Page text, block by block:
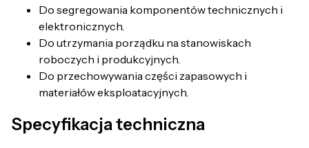
Do segregowania komponentów technicznych i
elektronicznych.
Do utrzymania porządku na stanowiskach
roboczych i produkcyjnych.
Do przechowywania części zapasowych i
materiałów eksploatacyjnych.
Specyfikacja techniczna